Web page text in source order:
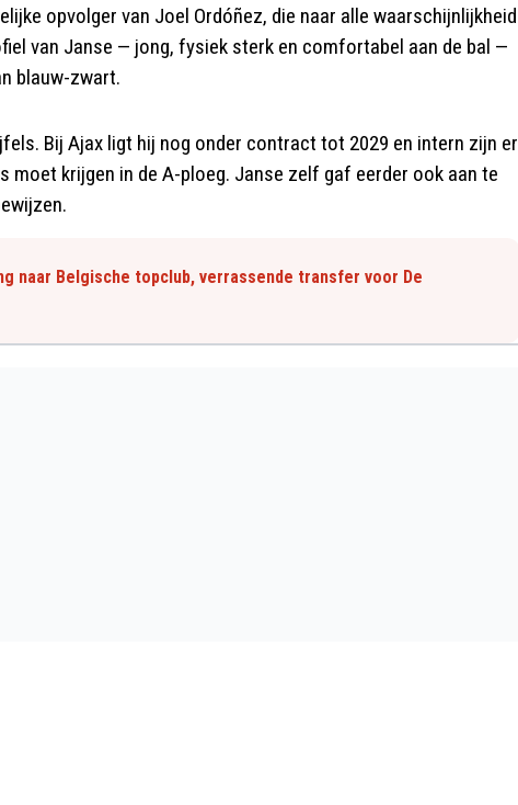
opvolger van Joel Ordóñez, die naar alle waarschijnlijkheid
van Janse — jong, fysiek sterk en comfortabel aan de bal —
blauw-zwart.
Bij Ajax ligt hij nog onder contract tot 2029 en intern zijn er
moet krijgen in de A-ploeg. Janse zelf gaf eerder ook aan te
naar Belgische topclub, verrassende transfer voor De